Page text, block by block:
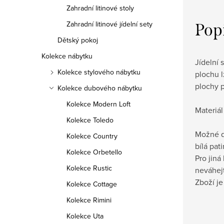
Zahradní litinové stoly
Zahradní litinové jídelní sety
Dětský pokoj
Kolekce nábytku
Kolekce stylového nábytku
Kolekce dubového nábytku
Kolekce Modern Loft
Kolekce Toledo
Kolekce Country
Kolekce Orbetello
Kolekce Rustic
Kolekce Cottage
Kolekce Rimini
Kolekce Uta
Jídelní
plochu
plochy
Možné
bílá
Pro
Zboží